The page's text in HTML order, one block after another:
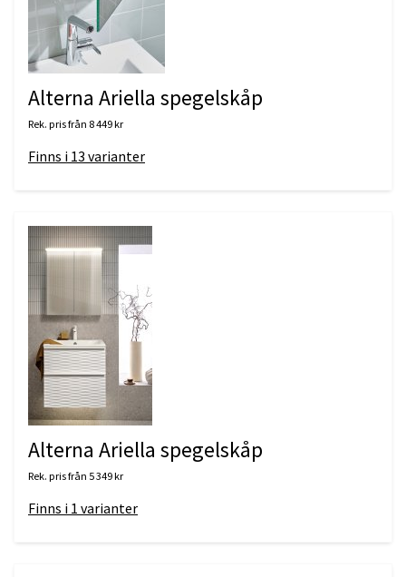
Alterna Ariella spegelskåp
Rek. pris från 8 449 kr
Finns i 13 varianter
Alterna Ariella spegelskåp
Rek. pris från 5 349 kr
Finns i 1 varianter